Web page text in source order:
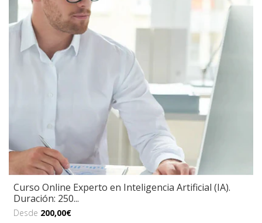
Curso Online Experto en Inteligencia Artificial (IA).
Duración: 250...
Desde 200,00€